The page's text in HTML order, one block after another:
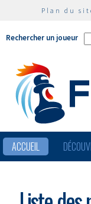
Plan du
Rechercher un joueur
ACCUEIL